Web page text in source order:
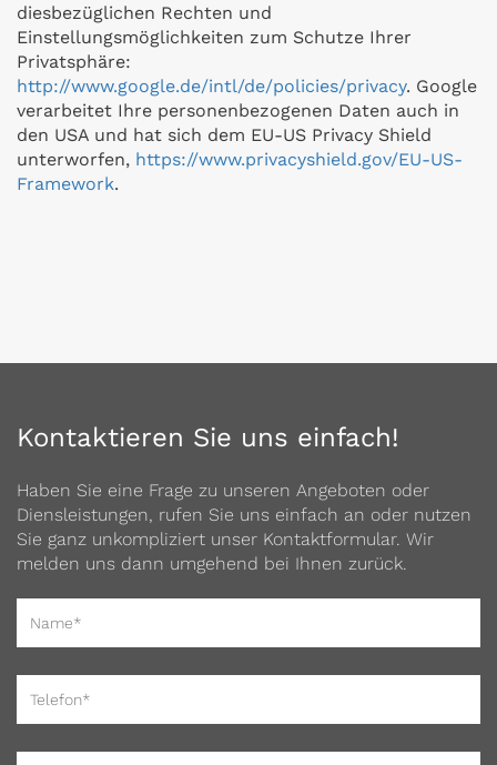
diesbezüglichen Rechten und
Einstellungsmöglichkeiten zum Schutze Ihrer
Privatsphäre:
http://www.google.de/intl/de/policies/privacy. Google
verarbeitet Ihre personenbezogenen Daten auch in
den USA und hat sich dem EU-US Privacy Shield
unterworfen, https://www.privacyshield.gov/EU-US-
Framework.
Kontaktieren Sie uns einfach!
Haben Sie eine Frage zu unseren Angeboten oder
Diensleistungen, rufen Sie uns einfach an oder nutzen
Sie ganz unkompliziert unser Kontaktformular. Wir
melden uns dann umgehend bei Ihnen zurück.